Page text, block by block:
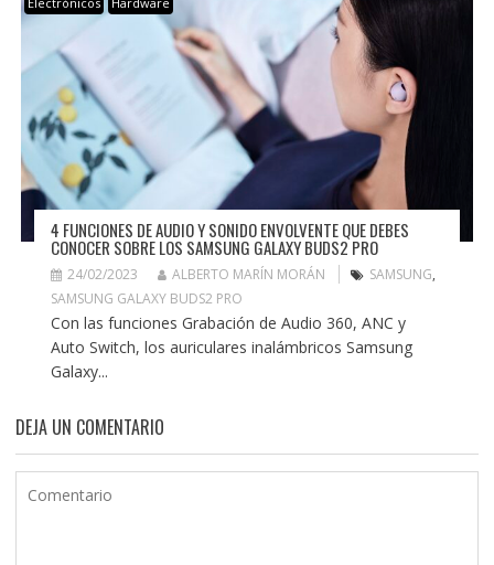
4 FUNCIONES DE AUDIO Y SONIDO ENVOLVENTE QUE DEBES
CONOCER SOBRE LOS SAMSUNG GALAXY BUDS2 PRO
24/02/2023 ALBERTO MARÍN MORÁN SAMSUNG,
SAMSUNG GALAXY BUDS2 PRO
Con las funciones Grabación de Audio 360, ANC y
Auto Switch, los auriculares inalámbricos Samsung
Galaxy...
DEJA UN COMENTARIO